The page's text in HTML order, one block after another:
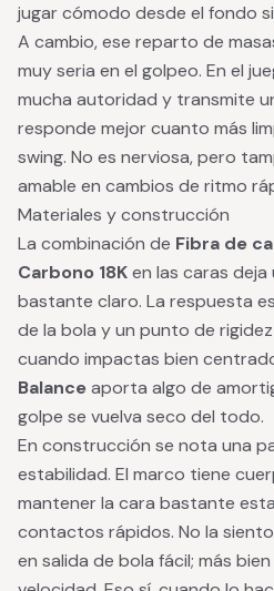
jugar cómodo desde el fondo
A cambio, ese reparto de
muy seria en el golpeo. En el
mucha autoridad y transmite
responde mejor cuanto más
swing. No es nerviosa, pero
amable en cambios de ritmo
Materiales y construcción
La combinación de Fibra de
Carbono 18Ken las caras
bastante claro. La respuesta
de la bola y un punto de
cuando impactas bien
Balanceaporta algo de
golpe se vuelva seco del todo.
En construcción se nota una
estabilidad. El marco tiene
mantener la cara bastante
contactos rápidos. No la
en salida de bola fácil; más